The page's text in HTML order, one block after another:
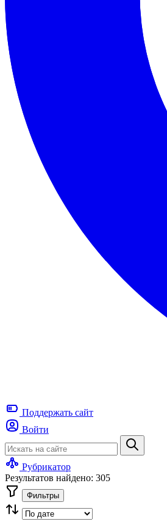
Поддержать сайт
Войти
Рубрикатор
Результатов найдено: 305
Фильтры